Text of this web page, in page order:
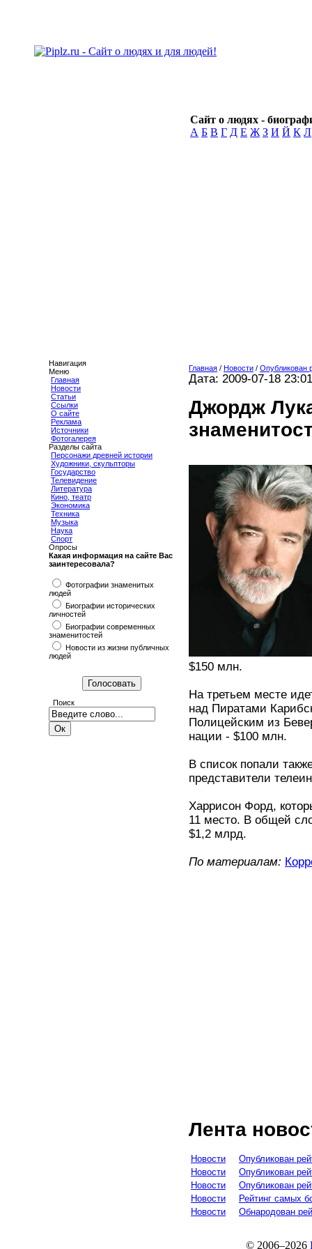
Сайт о людях -
А Б В Г Д Е Ж З И Й К Л
Навигация
Меню
Главная
Новости
Статьи
Ссылки
О сайте
Реклама
Источники
Фотогалерея
Разделы сайта
Персонажи древней истории
Художники, скульпторы
Государство
Телевидение
Литература
Кино, театр
Экономика
Техника
Музыка
Наука
Спорт
Опросы
Какая информация на сайте Вас
заинтересовала?
Фотографии знаменитых
людей
Биографии исторических
личностей
Биографии современных
знаменитостей
Новости из жизни публичных
людей
Поиск
Главная / Новости / Опубликован
Дата: 2009-07-18 23:01
Джордж
$150 млн.
На третьем месте
над Пиратами
Полицейским из
нации - $100 млн.
В список попали
представители
Харрисон Форд,
11 место. В общей
$1,2 млрд.
По материалам:
Лента
Новости
Опубликован
Новости
Опубликован
Новости
Опубликован
Новости
Рейтинг самых
Новости
Обнародован
© 2006–2026